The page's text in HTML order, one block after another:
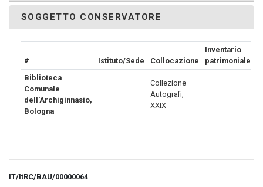
SOGGETTO CONSERVATORE
# Istituto/Sede Collocazione
Inventario
patrimoniale
Biblioteca
Comunale
dell'Archiginnasio,
Bologna
Collezione
Autografi,
XXIX
IT/ItRC/BAU/00000064